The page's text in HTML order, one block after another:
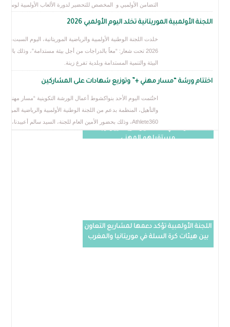
التضامن الأولمبي و المخصص للتحضير لدورة الألعاب الأولمبية لوس أنجلوس
اللجنة الأولمبية الموريتانية تخلد اليوم الأولمبي 2026
خلدت اللجنة الوطنية الأولمبية والرياضية الموريتانية، اليوم السبت، اليوم
2026 تحت شعار: “معاً بالدراجات من أجل بيئة مستدامة”، وذلك بالتعاون مع
البيئة والتنمية المستدامة وبلدية تفرغ زينة.
اختتام ورشة “مسار مهني +” وتوزيع شهادات على المشاركين
اختُتمت اليوم الأحد بنواكشوط أعمال الورشة التكوينية “مسار مهني +”
والتأهيل، المنظمة بدعم من اللجنة الوطنية الأولمبية والرياضية الموريتانية
Athlete360، وذلك بحضور الأمين العام للجنة، السيد سالم أعبيدنا، ورئ
اللجنة الأولمبية الموريتانية تطلق ورشة
“مسار مهني +” لتأهيل الرياضيين وبناء
مستقبلهم المهني
اللجنة الأولمبية تؤكد دعمها لمشاريع التعاون
بين هيئات كرة السلة في موريتانيا والمغرب